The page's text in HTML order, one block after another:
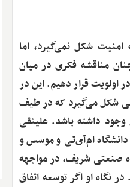
شکل نمی‌گیرد، اما
مناقشه فکری در میان
اولویت قرار دهیم. این در
شکل می‌گیرد که در طیف
وجود داشته باشد. علینقی
ام‌آی‌تی و موسس و
صنعتی شریف، در مواجهه
نگاه او اگر توسعه اتفاق